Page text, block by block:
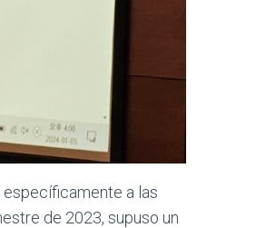
específicamente a las
de 2023, supuso un